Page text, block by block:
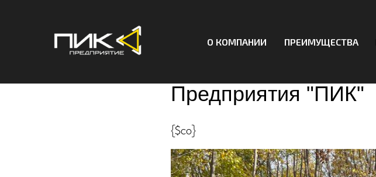
О КОМПАНИИ ПРЕИМУЩЕСТВА
Предприятия "ПИК"
{$co}